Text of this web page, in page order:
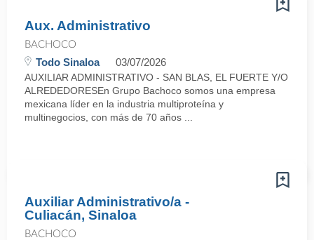
Aux. Administrativo
BACHOCO
Todo Sinaloa 03/07/2026
AUXILIAR ADMINISTRATIVO - SAN BLAS, EL FUERTE Y/O
ALREDEDORESEn Grupo Bachoco somos una empresa
mexicana líder en la industria multiproteína y
multinegocios, con más de 70 años ...
Auxiliar Administrativo/a -
Culiacán, Sinaloa
BACHOCO